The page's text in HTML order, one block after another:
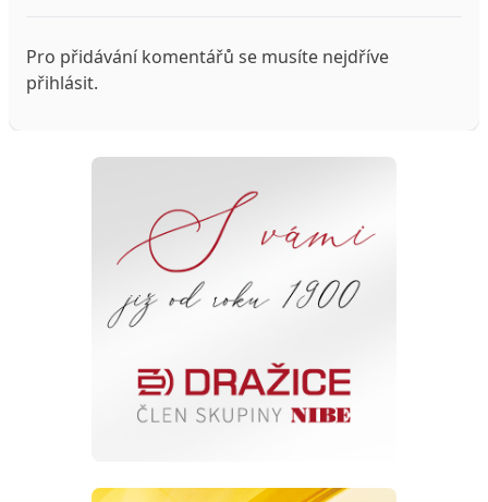
Pro přidávání komentářů se musíte nejdříve
přihlásit.